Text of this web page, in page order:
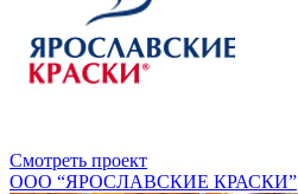
Смотреть проект
ООО “ЯРОСЛАВСКИЕ КРАСКИ”